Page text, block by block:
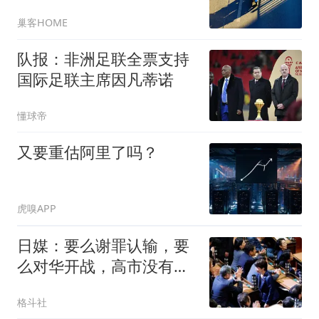
咋整？
巢客HOME
队报：非洲足联全票支持
国际足联主席因凡蒂诺
懂球帝
又要重估阿里了吗？
虎嗅APP
日媒：要么谢罪认输，要
么对华开战，高市没有第
格斗社